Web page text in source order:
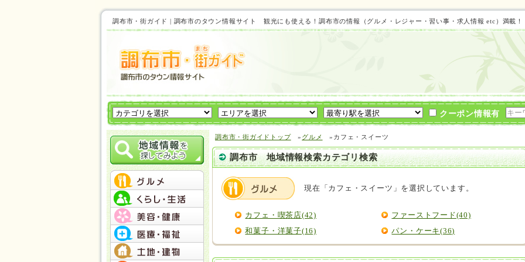
調布市・街ガイド | 調布市のタウン情報サイト 観光にも使える！調布市の情報（グルメ・レジャー・習い事・求人情報 etc）満載
クーポン情報有
調布市・街ガイドトップ » グルメ »カフェ・スイーツ
調布市 地域情報検索カテゴリ検索
現在「カフェ・スイーツ」を選択しています。
カフェ・喫茶店(42)
ファーストフード(40)
和菓子・洋菓子(16)
パン・ケーキ(36)